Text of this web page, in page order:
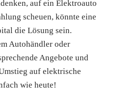
auf ein Elektroauto
scheuen, könnte eine
die Lösung sein.
Autohändler oder
Angebote und
auf elektrische
wie heute!